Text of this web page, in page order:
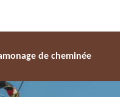
de cheminée